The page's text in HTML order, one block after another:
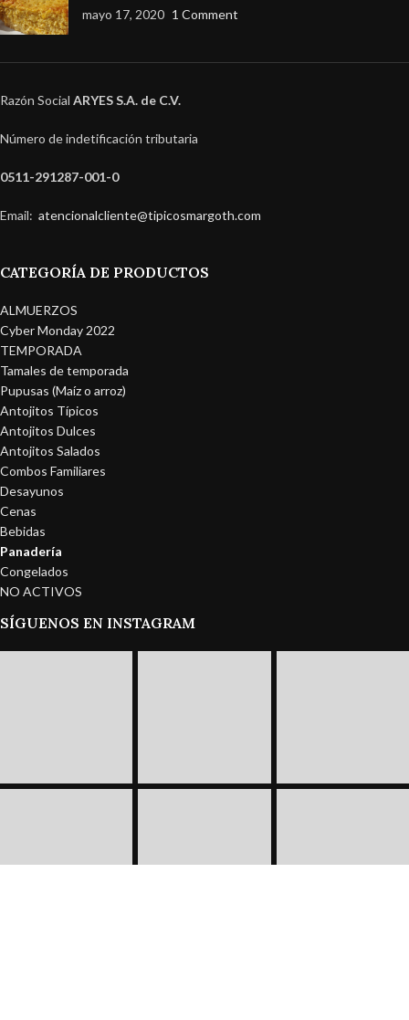
mayo 17, 2020 1 Comment
Razón Social ARYES S.A. de C.V.
Número de indetificación tributaria
0511-291287-001-0
Email: atencionalcliente@tipicosmargoth.com
CATEGORÍA DE PRODUCTOS
ALMUERZOS
Cyber Monday 2022
TEMPORADA
Tamales de temporada
Pupusas (Maíz o arroz)
Antojitos Típicos
Antojitos Dulces
Antojitos Salados
Combos Familiares
Desayunos
Cenas
Bebidas
Panadería
Congelados
NO ACTIVOS
SÍGUENOS EN INSTAGRAM